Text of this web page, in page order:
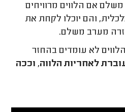
משלם אם הלווים מרוויחים
והם יוכלו לקחת את
מערב משלם.
לא עומדים בהחזר
לאחריות הלווה, וככה